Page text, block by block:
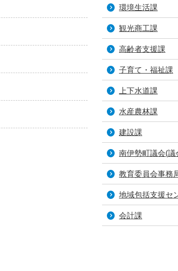
環境生活課
観光商工課
高齢者支援課
子育て・福祉課
上下水道課
水産農林課
建設課
南伊勢町議会(議
教育委員会事務
地域包括支援セ
会計課